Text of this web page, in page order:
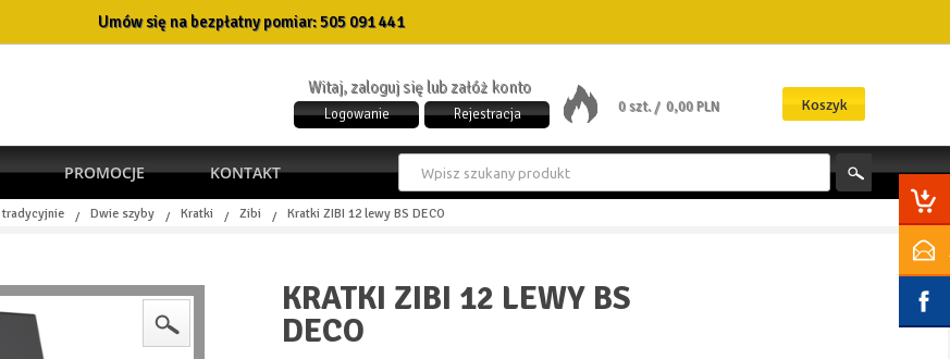
Umów się na bezpłatny pomiar:505 091 441
0 szt. / 0,00 PLN Koszyk
Witaj, zaloguj się lub załóż konto
Rejestracja
Logowanie
PROMOCJE KONTAKT
tradycyjnie / Dwie szyby / Kratki / Zibi / Kratki ZIBI 12 lewy BS DECO
KRATKI ZIBI 12 LEWY BS
DECO